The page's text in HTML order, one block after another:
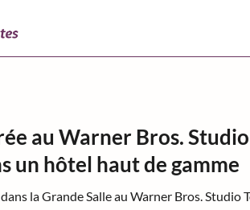
au Warner Bros.
un hôtel haut de gamme
la Grande Salle au Warner Bros.